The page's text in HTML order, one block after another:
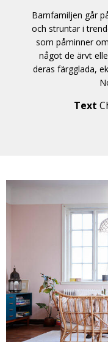
Barnfamiljen går
och struntar i
som påminner
något de ärvt
deras färgglada,
Text